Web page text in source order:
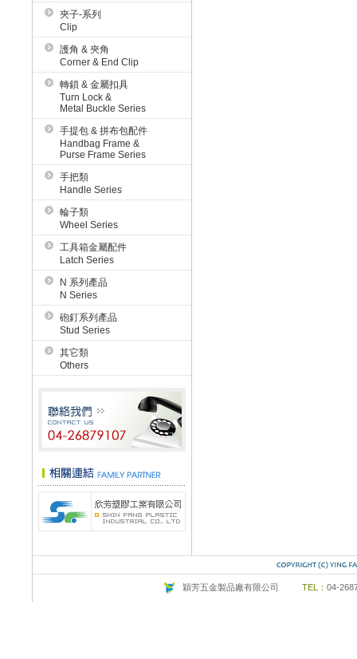
夾子-系列
Clip
護角 & 夾角
Corner & End Clip
轉鎖 & 金屬扣具
Turn Lock &
Metal Buckle Series
手提包 & 拼布包配件
Handbag Frame &
Purse Frame Series
手把類
Handle Series
輪子類
Wheel Series
工具箱金屬配件
Latch Series
N 系列產品
N Series
砲釘系列產品
Stud Series
其它類
Others
穎芳五金製品廠有限公司 TEL： 04-